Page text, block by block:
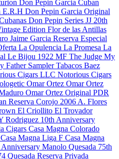
Don Pepin Garcia Cuban
E.R.H Don Pepin Garcia Original
Don Pepin Series JJ 20th
Edition Flor de las Antillas
Jaime Garcia Reserva Especial
La Opulencia La Promesa La
Le Bijou 1922 MF The Judge My
Father SamplerTabacos Baez
Cigars LLC Notorious Cigars
Omar Ortez Omar Ortez
Omar Ortez Original PDR
Reserva Corojo 2006 A. Flores
El Criollito El Trovador
Rodriguez 10th Anniversary
Cigars Casa Magna Colorado
Casa Magna Liga F Casa Magna
Manolo Quesada 75th
Quesada Reserva Privada